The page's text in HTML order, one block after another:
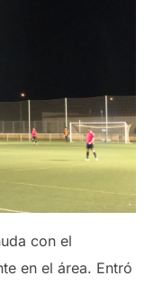
con el
en el área. Entró